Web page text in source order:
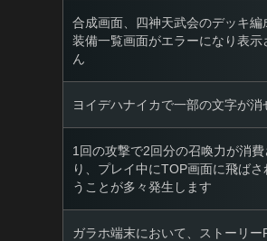
合成画面、四神天武会のデッキ編
装備一覧画面がエラーになり表示
ん
ヨイデハナイカで一部の文字が消
1回の攻撃で2回分の召喚力が消費
り、プレイ中にTOP画面に飛ばさ
うことが多々発生します
ガラホ端末において、ストーリー